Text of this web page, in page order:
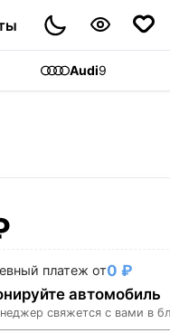
Audi9
платеж от0 ₽
автомобиль
свяжется с вами в